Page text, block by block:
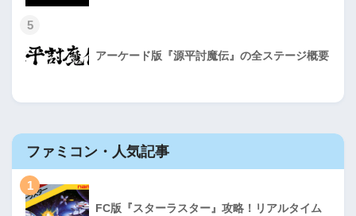
5
アーケード版『源平討魔伝』の全ステージ概要
ファミコン・人気記事
1
FC版『スターラスター』攻略！リアルタイム